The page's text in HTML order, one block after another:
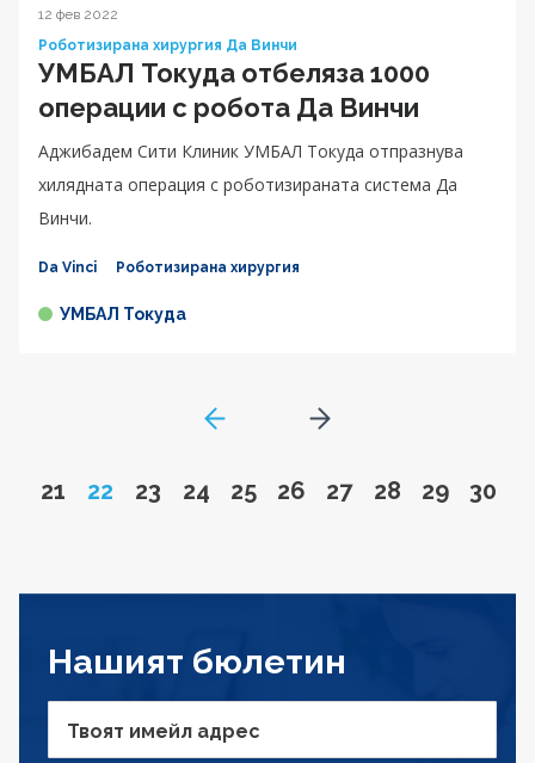
12 фев 2022
Роботизирана хирургия Да Винчи
УМБАЛ Токуда отбеляза 1000
операции с робота Да Винчи
Аджибадем Сити Клиник УМБАЛ Токуда отпразнува
хилядната операция с роботизираната система Да
Винчи.
Da Vinci Роботизирана хирургия
УМБАЛ Токуда
GoToPreviousPage
Go to page
21 Page
22 Go to page
23 Go to page
24 Go to page
25 Go to page
26 Go to page
27 Go to page
28 Go to
29 Go
30
Go to next page
Нашият бюлетин
Твоят имейл адрес